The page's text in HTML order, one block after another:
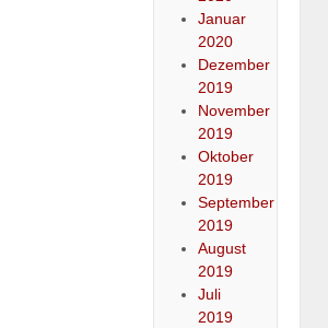
Januar
2020
Dezember
2019
November
2019
Oktober
2019
September
2019
August
2019
Juli
2019